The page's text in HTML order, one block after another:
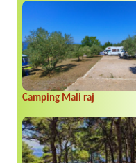
Camping Mali raj